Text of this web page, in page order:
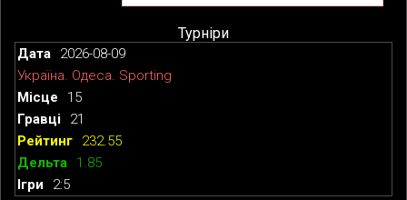
Турніри
2026-08-09
Україна. Одеса. Sporting
15
21
232.55
1.85
2:5